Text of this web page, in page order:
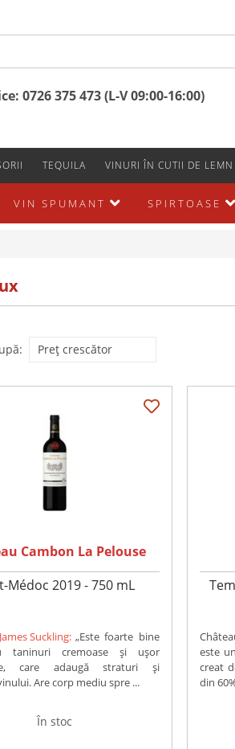
0726 375 473 (L-V 09:00-16:00)
TEQUILA VINURI ÎN CUTII DE LEMN
VIN SPUMANT SPIRTOASE
Cambon La Pelouse
Médoc 2019 - 750 mL
Suckling: „Este foarte bine
taninuri cremoase și ușor
care adaugă straturi și
Are corp mediu spre ...
În stoc
este
creat
din